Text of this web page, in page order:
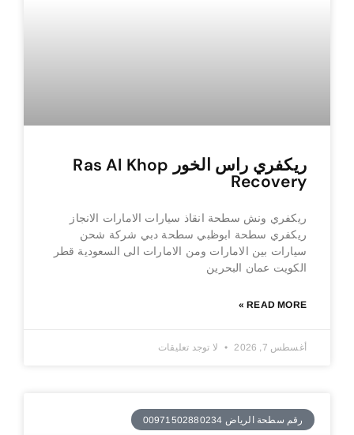
ريكفري راس الخور Ras Al Khop
Recovery
ريكفري ونش سطحة انقاذ سيارات الامارات الانجاز
ريكفري سطحة ابوظبي سطحة دبي شركة شحن
سيارات بين الامارات ومن الامارات الى السعودية قطر
الكويت عمان البحرين
READ MORE »
أغسطس 7, 2026 لا توجد تعليقات
رقم سطحة الرياض 00971502880234